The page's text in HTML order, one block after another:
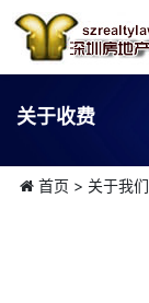
关于收费
首页 > 关于我们